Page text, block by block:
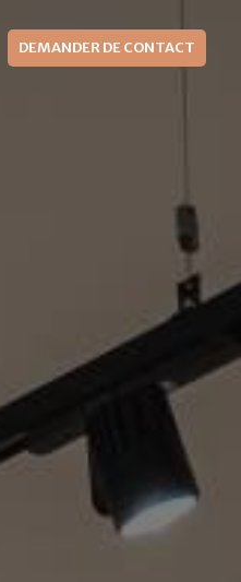
DEMANDER DE CONTACT